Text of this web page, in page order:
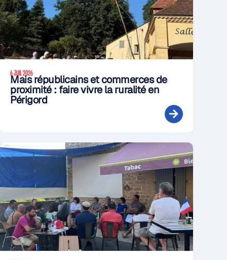
6 JUIL 2026
Mais républicains et commerces de
proximité : faire vivre la ruralité en
Périgord